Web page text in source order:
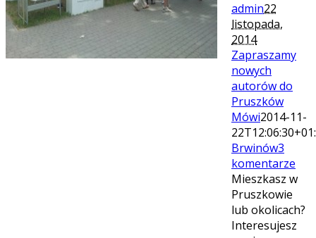
admin22
listopada,
2014
Zapraszamy
nowych
autorów do
Pruszków
Mówi2014-11-
Brwinów3
komentarze
Mieszkasz w
Pruszkowie
lub okolicach?
Interesujesz